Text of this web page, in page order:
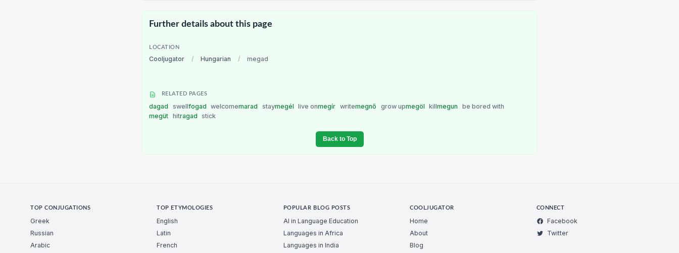
Further details about this page
LOCATION
Cooljugator / Hungarian / megad
RELATED PAGES
dagad swellfogad welcomemarad staymegél live onmegír writemegnő grow upmegöl killmegun
be bored with
megüt hitragad stick
Back to Top
TOP CONJUGATIONS
Greek
Russian
Arabic
TOP ETYMOLOGIES
English
Latin
French
POPULAR BLOG POSTS
AI in Language Education
Languages in Africa
Languages in India
COOLJUGATOR
Home
About
Blog
CONNECT
Facebook
Twitter